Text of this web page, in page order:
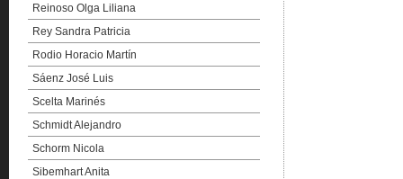
Reinoso Olga Liliana
Rey Sandra Patricia
Rodio Horacio Martín
Sáenz José Luis
Scelta Marinés
Schmidt Alejandro
Schorm Nicola
Sibemhart Anita